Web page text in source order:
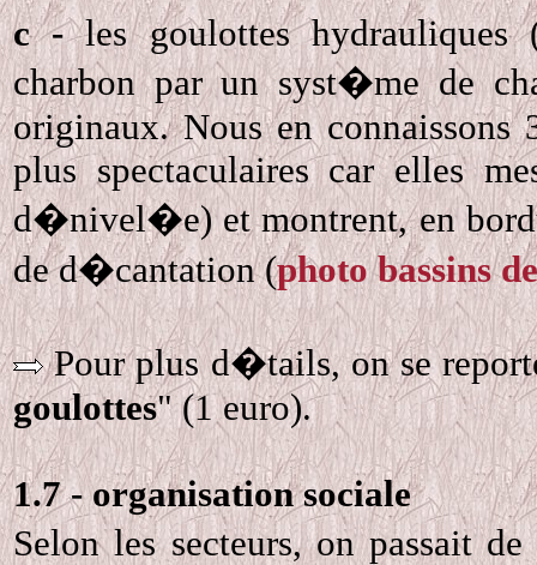
c -les goulottes hydrauliques
charbon par un syst�me de
originaux. Nous en
plus spectaculaires car elles
d�nivel�e) et montrent, en
de d�cantation (photo bassins
Pour plus d�tails, on se
goulottes" (1 euro).
1.7 - organisation sociale
Selon les secteurs, on passait